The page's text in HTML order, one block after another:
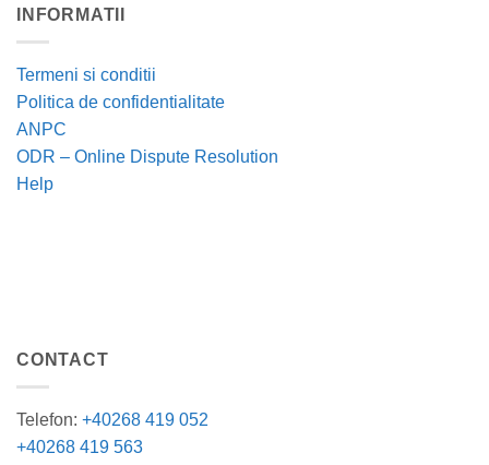
INFORMATII
Termeni si conditii
Politica de confidentialitate
ANPC
ODR – Online Dispute Resolution
Help
CONTACT
Telefon: +40268 419 052
+40268 419 563